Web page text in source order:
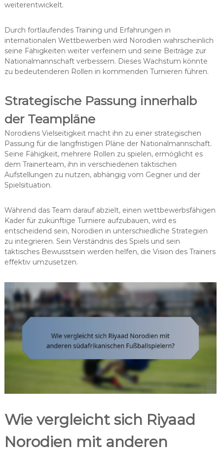
weiterentwickelt.
Durch fortlaufendes Training und Erfahrungen in
internationalen Wettbewerben wird Norodien wahrscheinlich
seine Fähigkeiten weiter verfeinern und seine Beiträge zur
Nationalmannschaft verbessern. Dieses Wachstum könnte
zu bedeutenderen Rollen in kommenden Turnieren führen.
Strategische Passung innerhalb
der Teampläne
Norodiens Vielseitigkeit macht ihn zu einer strategischen
Passung für die langfristigen Pläne der Nationalmannschaft.
Seine Fähigkeit, mehrere Rollen zu spielen, ermöglicht es
dem Trainerteam, ihn in verschiedenen taktischen
Aufstellungen zu nutzen, abhängig vom Gegner und der
Spielsituation.
Während das Team darauf abzielt, einen wettbewerbsfähigen
Kader für zukünftige Turniere aufzubauen, wird es
entscheidend sein, Norodien in unterschiedliche Strategien
zu integrieren. Sein Verständnis des Spiels und sein
taktisches Bewusstsein werden helfen, die Vision des Trainers
effektiv umzusetzen.
Wie vergleicht sich Riyaad
Norodien mit anderen